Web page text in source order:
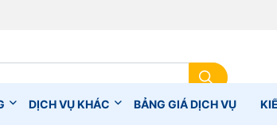
DỊCH VỤ KHÁC BẢNG GIÁ DỊCH VỤ